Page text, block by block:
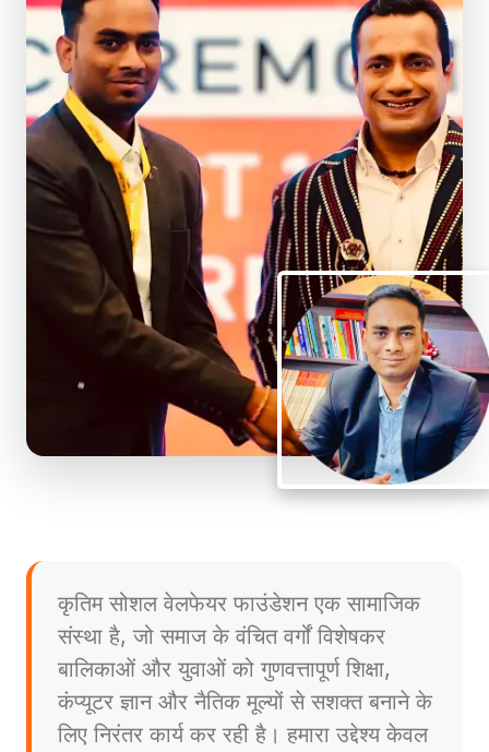
कृतिम सोशल वेलफेयर फाउंडेशन एक सामाजिक
संस्था है, जो समाज के वंचित वर्गों विशेषकर
बालिकाओं और युवाओं को गुणवत्तापूर्ण शिक्षा,
कंप्यूटर ज्ञान और नैतिक मूल्यों से सशक्त बनाने के
लिए निरंतर कार्य कर रही है। हमारा उद्देश्य केवल